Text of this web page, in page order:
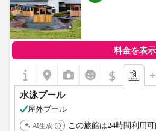
料金を表示
$
水泳プール
屋外プール
AI生成
この旅館は24時間利用